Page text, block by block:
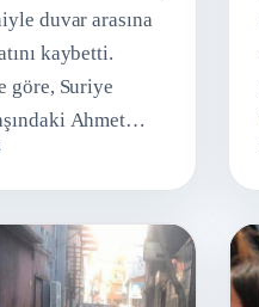
duvar arasına
kaybetti.
göre, Suriye
Ahmet
ilçesi
...